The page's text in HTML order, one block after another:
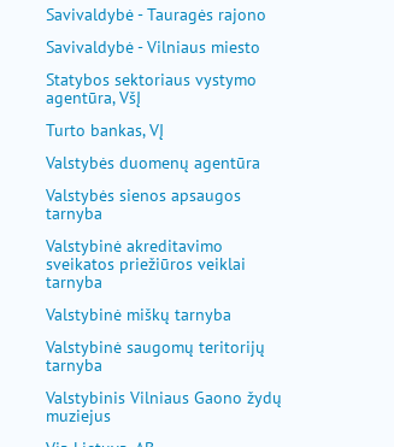
Savivaldybė - Tauragės rajono
Savivaldybė - Vilniaus miesto
Statybos sektoriaus vystymo
agentūra, VšĮ
Turto bankas, VĮ
Valstybės duomenų agentūra
Valstybės sienos apsaugos
tarnyba
Valstybinė akreditavimo
sveikatos priežiūros veiklai
tarnyba
Valstybinė miškų tarnyba
Valstybinė saugomų teritorijų
tarnyba
Valstybinis Vilniaus Gaono žydų
muziejus